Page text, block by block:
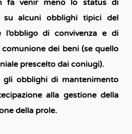
fa venir meno lo status di
su alcuni obblighi tipici del
l’obbligo di convivenza e di
dei beni (se quello
prescelto dai coniugi).
gli obblighi di mantenimento
alla gestione della
della prole.